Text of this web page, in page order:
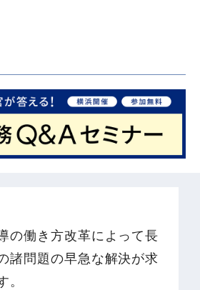
の働き方改革によって長
諸問題の早急な解決が求
。